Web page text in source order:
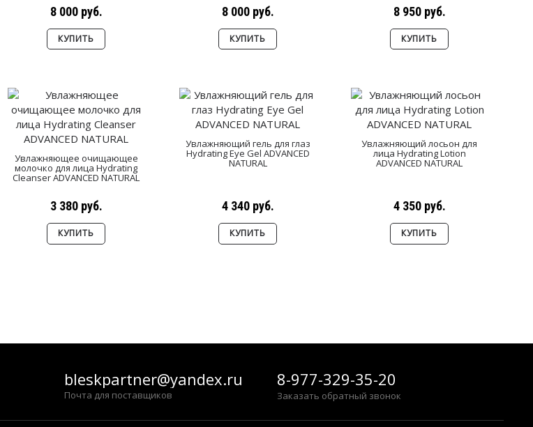
8 000 руб.
КУПИТЬ
8 000 руб.
КУПИТЬ
8 950 руб.
КУПИТЬ
Увлажняющее очищающее
молочко для лица Hydrating
Cleanser ADVANCED NATURAL
3 380 руб.
КУПИТЬ
Увлажняющий гель для глаз
Hydrating Eye Gel ADVANCED
NATURAL
4 340 руб.
КУПИТЬ
Увлажняющий лосьон для
лица Hydrating Lotion
ADVANCED NATURAL
4 350 руб.
КУПИТЬ
bleskpartner@yandex.ru
Почта для поставщиков
8-977-329-35-20
Заказать обратный звонок